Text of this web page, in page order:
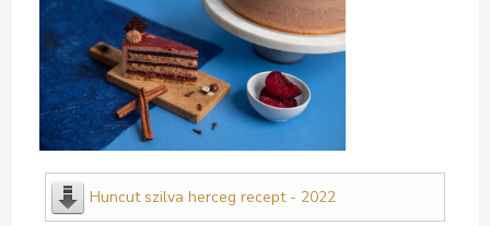
Huncut szilva herceg recept - 2022